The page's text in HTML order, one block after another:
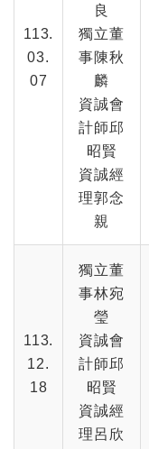
113.
03.
07
良
獨立董
事陳秋
麟
資誠會
計師邱
昭賢
資誠經
理郭念
親
113.
12.
18
獨立董
事林宛
瑩
資誠會
計師邱
昭賢
資誠經
理呂欣